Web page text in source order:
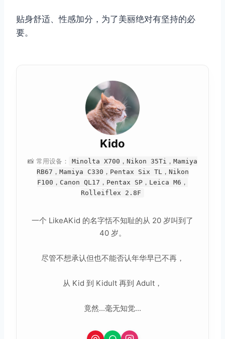
贴身舒适、性感加分，为了美丽绝对有坚持的必
要。
Kido
📸 常用设备：
Minolta X700，Nikon 35Ti，Mamiya
RB67，Mamiya C330，Pentax Six TL，Nikon
F100，Canon QL17，Pentax SP，Leica M6，
Rolleiflex 2.8F
一个 LikeAKid 的名字恬不知耻的从 20 岁叫到了
40 岁。
尽管不想承认但也不能否认年华早已不再，
从 Kid 到 Kidult 再到 Adult，
竟然...毫无知觉...